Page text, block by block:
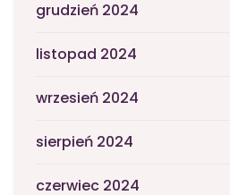
grudzień 2024
listopad 2024
wrzesień 2024
sierpień 2024
czerwiec 2024